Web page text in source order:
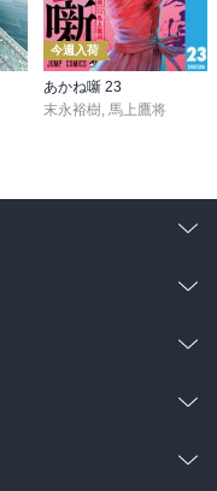
今週入荷
あかね噺 23
末永裕樹, 馬上鷹将